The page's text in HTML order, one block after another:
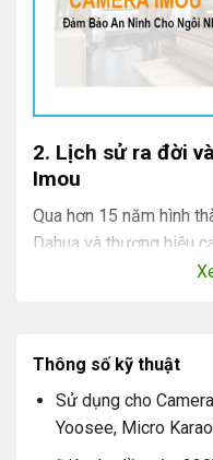
2. Lịch sử ra đời
Imou
Qua hơn 15 năm hình
Dahua và thương hiệu
thành tựu nhất định.
Giá trị cốt lõi
Imou bảo vệ toàn diện
yêu. Imou không
Thông số kỹ thuật
Sử dụng cho
Yoosee, Micro